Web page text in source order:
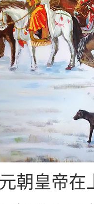
元朝皇帝在